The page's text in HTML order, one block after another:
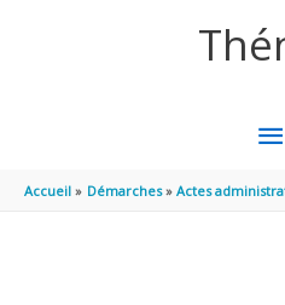
Accueil Démarches Actes